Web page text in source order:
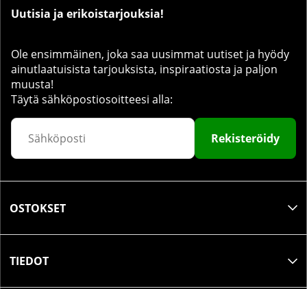
Uutisia ja erikoistarjouksia!
Ole ensimmäinen, joka saa uusimmat uutiset ja hyödy
ainutlaatuisista tarjouksista, inspiraatiosta ja paljon
muusta!
Täytä sähköpostiosoitteesi alla:
Rekisteröidy
OSTOKSET
TIEDOT